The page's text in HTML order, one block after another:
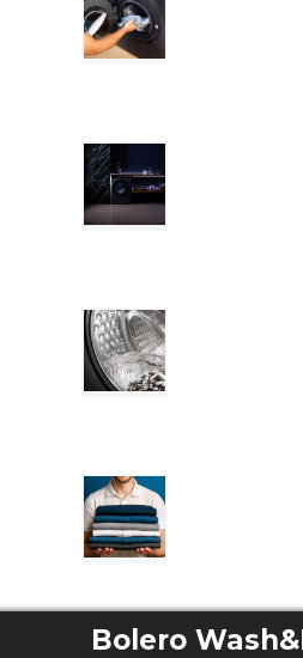
Bolero